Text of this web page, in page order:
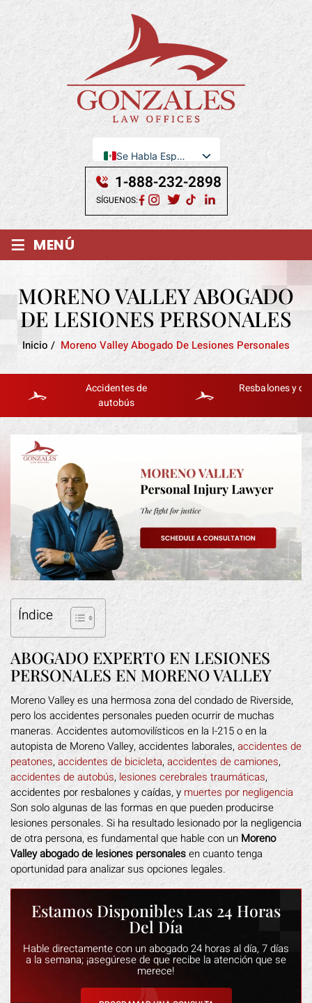
Se Habla Español
English
1-888-232-2898
SÍGUENOS:
≡ MENÚ
MORENO VALLEY ABOGADO
DE LESIONES PERSONALES
Inicio / Moreno Valley Abogado De Lesiones Personales
Accidentes de
autobús
Resbalones y caídas
Índice
ABOGADO EXPERTO EN LESIONES
PERSONALES EN MORENO VALLEY
Moreno Valley es una hermosa zona del condado de Riverside,
pero los accidentes personales pueden ocurrir de muchas
maneras. Accidentes automovilísticos en la I-215 o en la
autopista de Moreno Valley, accidentes laborales,accidentes de
peatones,accidentes de bicicleta,accidentes de camiones,
accidentes de autobús, lesiones cerebrales traumáticas,
accidentes por resbalones y caídas, y muertes por negligencia
Son solo algunas de las formas en que pueden producirse
lesiones personales. Si ha resultado lesionado por la negligencia
de otra persona, es fundamental que hable con un Moreno
Valley abogado de lesiones personalesen cuanto tenga
oportunidad para analizar sus opciones legales.
Estamos Disponibles Las 24 Horas
Del Día
Hable directamente con un abogado 24 horas al día, 7 días
a la semana; ¡asegúrese de que recibe la atención que se
merece!